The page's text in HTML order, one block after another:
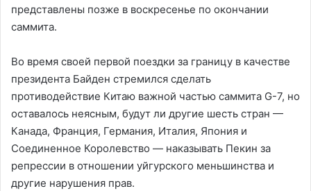
представлены позже в воскресенье по окончании
саммита.
Во время своей первой поездки за границу в качестве
президента Байден стремился сделать
противодействие Китаю важной частью саммита G-7, но
оставалось неясным, будут ли другие шесть стран —
Канада, Франция, Германия, Италия, Япония и
Соединенное Королевство — наказывать Пекин за
репрессии в отношении уйгурского меньшинства и
другие нарушения прав.